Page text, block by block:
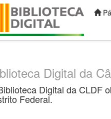
Digital da
Digital da CLDF
Federal.